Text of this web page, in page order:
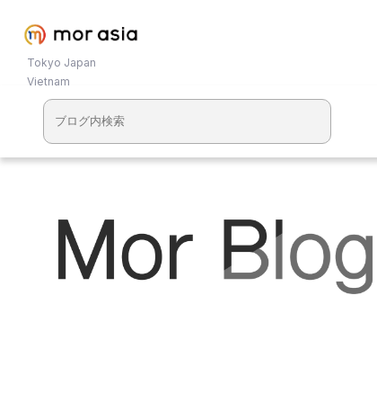
Tokyo Japan
Vietnam